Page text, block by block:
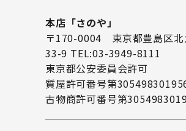
本店「さのや」
〒170-0004 東京都豊島区北
33-9 TEL:03-3949-8111
東京都公安委員会許可
質屋許可番号第
古物商許可番号第